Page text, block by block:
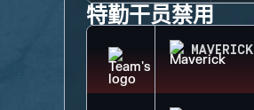
特勤干员禁用
MAVERICK